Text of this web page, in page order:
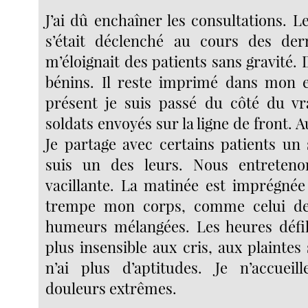
J’ai dû enchaîner les consultations.
s’était déclenché au cours des
m’éloignait des patients sans gravité.
bénins. Il reste imprimé dans mon
présent je suis passé du côté du
soldats envoyés sur la ligne de front.
Je partage avec certains patients un
suis un des leurs. Nous
vacillante. La matinée est
trempe mon corps, comme celui
humeurs mélangées. Les heures
plus insensible aux cris, aux plaintes
n’ai plus d’aptitudes. Je
douleurs extrêmes.